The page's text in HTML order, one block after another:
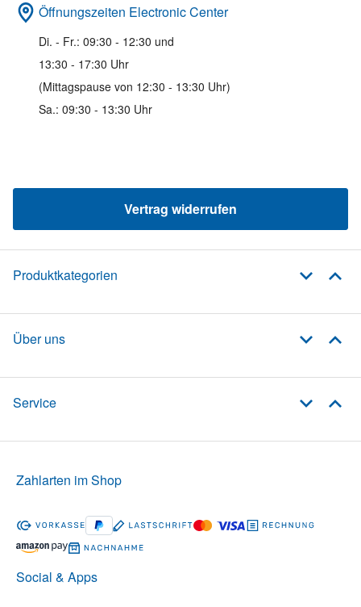
Öffnungszeiten Electronic Center
Di. - Fr.: 09:30 - 12:30 und
13:30 - 17:30 Uhr
(Mittagspause von 12:30 - 13:30 Uhr)
Sa.: 09:30 - 13:30 Uhr
Vertrag widerrufen
Produktkategorien
Über uns
Service
Social & Apps
Zahlarten im Shop